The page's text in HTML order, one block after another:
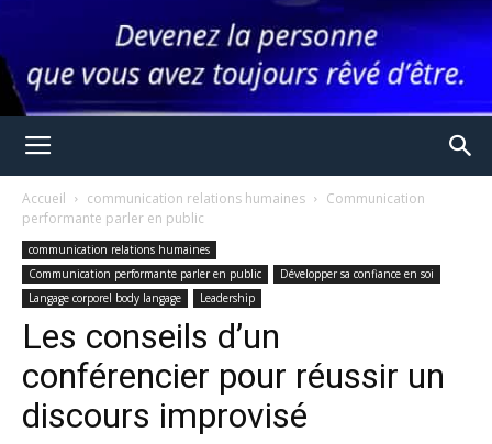
Accueil communication relations humaines
Communication
performante parler en public
communication relations humaines
Communication performante parler en public
Développer sa confiance en soi
Langage corporel body langage
Leadership
Les conseils d’un
conférencier pour réussir un
discours improvisé